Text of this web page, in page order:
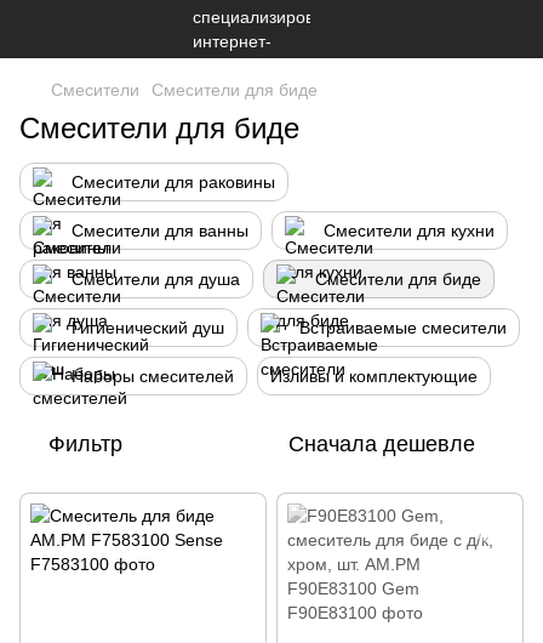
Смесители Смесители для биде
Смесители для биде
Смесители для раковины
Смесители для ванны Смесители для кухни
Смесители для душа Смесители для биде
Гигиенический душ Встраиваемые смесители
Наборы смесителей Изливы и комплектующие
Фильтр Сначала дешевле